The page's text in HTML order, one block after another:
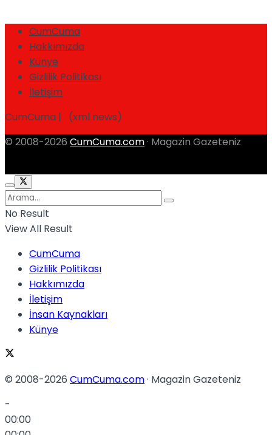
CumCuma
Hakkımızda
Künye
Gizlilik Politikası
İletişim
CumCuma | (xml news)
© 2008-2026 CumCuma.com · Magazin Gazeteniz
No Result
View All Result
CumCuma
Gizlilik Politikası
Hakkımızda
İletişim
İnsan Kaynakları
Künye
© 2008-2026 CumCuma.com· Magazin Gazeteniz
-
00:00